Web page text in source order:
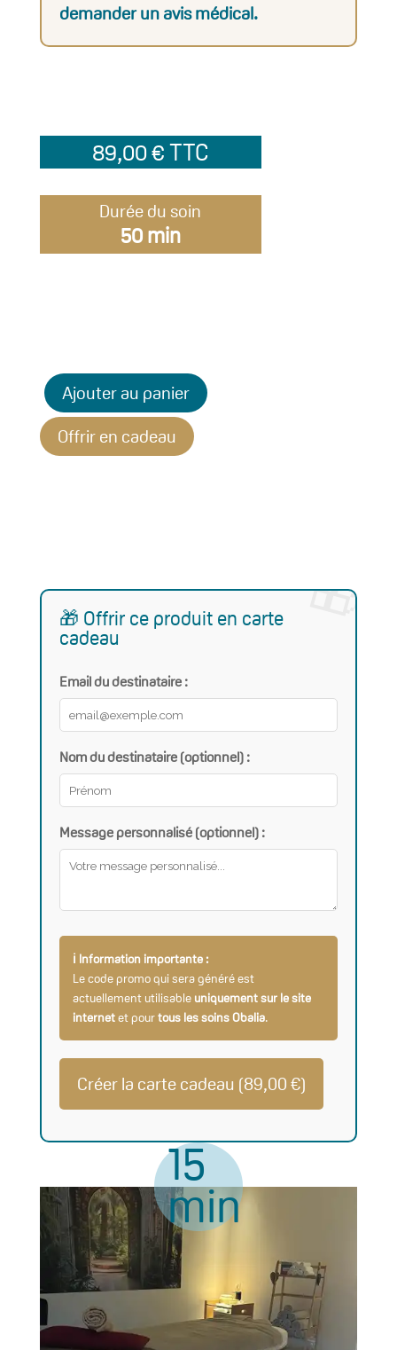
demander un avis médical.
89,00€TTC
Durée du soin
50 min
Ajouter au panier
Offrir en cadeau
🎁 Offrir ce produit en carte
cadeau
Email du destinataire :
Nom du destinataire (optionnel) :
Message personnalisé (optionnel) :
ℹ️ Information importante :
Le code promo qui sera généré est
actuellement utilisable uniquement sur le site
internetet pourtous les soins Obalia.
Créer la carte cadeau (89,00€)
15
min